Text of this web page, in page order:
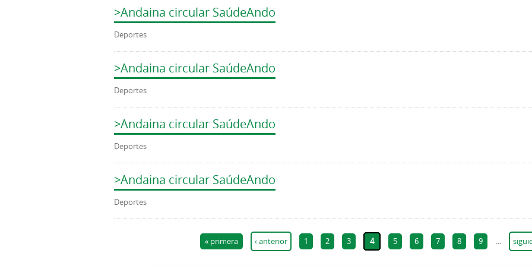
>Andaina circular SaúdeAndo
Deportes
>Andaina circular SaúdeAndo
Deportes
>Andaina circular SaúdeAndo
Deportes
>Andaina circular SaúdeAndo
Deportes
« primera ‹ anterior 1 2 3 4 5 6 7 8 9 …